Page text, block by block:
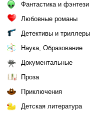
Фантастика и фэнтези
Любовные романы
Детективы и триллеры
Наука, Образование
Документальные
Проза
Приключения
Детская литература